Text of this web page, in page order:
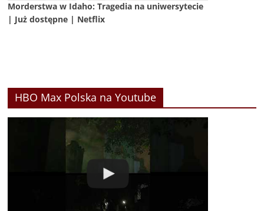
Morderstwa w Idaho: Tragedia na uniwersytecie
| Już dostępne | Netflix
HBO Max Polska na Youtube